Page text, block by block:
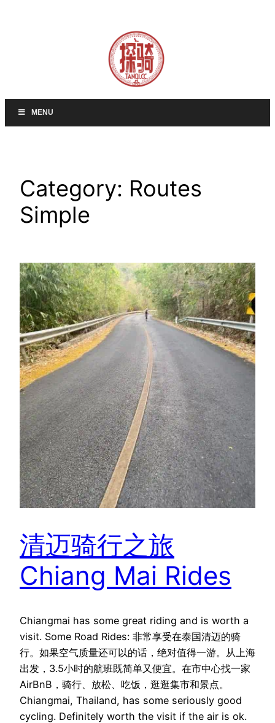
MENU
Category: Routes
Simple
清迈骑行之旅
Chiang Mai Rides
Chiangmai has some great riding and is worth a
visit. Some Road Rides: 非常享受在泰国清迈的骑
行。如果空气质量还可以的话，绝对值得一游。从上海
出发，3.5小时的航班既简单又便宜。在市中心找一家
AirBnB，骑行、放松、吃饭，逛逛集市和景点。
Chiangmai, Thailand, has some seriously good
cycling. Definitely worth the visit if the air is ok.